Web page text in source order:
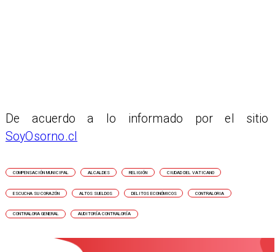
De acuerdo a lo informado por el sitio
SoyOsorno.cl
COMPENSACIÓN MUNICIPAL ALCALDES RELIGIÓN CIUDAD DEL VATICANO
ESCUCHA SU CORAZÓN ALTOS SUELDOS DELITOS ECONÓMICOS CONTRALORIA
CONTRALORA GENERAL AUDITORÍA CONTRALORÍA